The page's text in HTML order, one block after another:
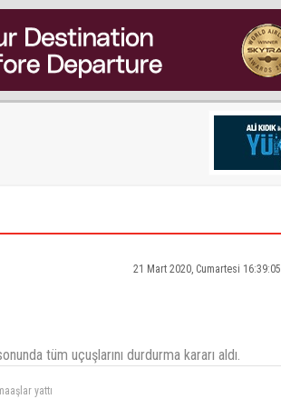
21 Mart 2020, Cumartesi 16:39:05
tüm uçuşlarını durdurma kararı aldı.